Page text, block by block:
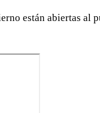
están abiertas